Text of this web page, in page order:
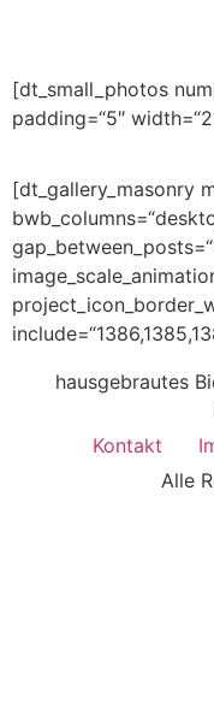
[dt_small_photos
padding=“5″
[dt_gallery_masonry
hausgebrautes
Kontakt
Alle